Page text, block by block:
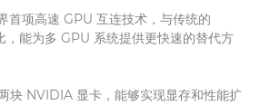
项⾼速 GPU 互连技术，与传统的
，能为多 GPU 系统提供更快速的替代⽅
块 NVIDIA 显卡，能够实现显存和性能扩